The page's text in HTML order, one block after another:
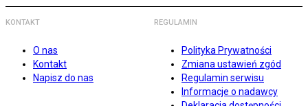
KONTAKT
O nas
Kontakt
Napisz do nas
REGULAMIN
Polityka Prywatności
Zmiana ustawień zgód
Regulamin serwisu
Informacje o nadawcy